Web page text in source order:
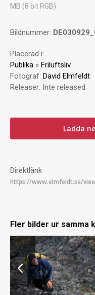
MB (8 bit RGB)
Bildnummer:
Placerad i:
Publika » Friluftsliv
Fotograf: David Elmfeldt
Releaser: Inte released
Ladda
Direktlänk
Fler bilder ur samma